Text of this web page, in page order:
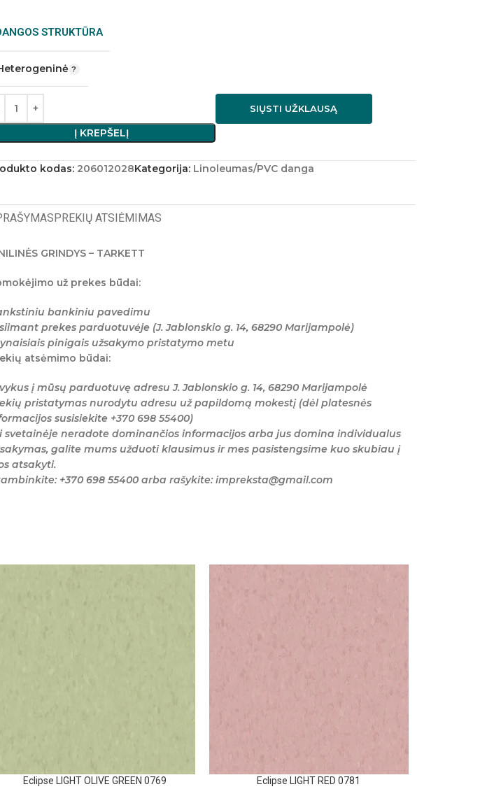
STRUKTŪRA
Į KREPŠELĮ
SIŲSTI UŽKLAUSĄ
kodas: 206012028Kategorija: Linoleumas/PVC danga
PREKIŲ ATSIĖMIMAS
GRINDYS – TARKETT
už prekes būdai:
bankiniu pavedimu
prekes parduotuvėje (J. Jablonskio g. 14, 68290 Marijampolė)
pinigais užsakymo pristatymo metu
atsėmimo būdai:
į mūsų parduotuvę adresu J. Jablonskio g. 14, 68290 Marijampolė
pristatymas nurodytu adresu už papildomą mokestį (dėl platesnės
susisiekite +370 698 55400)
svetainėje neradote dominančios informacijos arba jus domina individualus
galite mums užduoti klausimus ir mes pasistengsime kuo skubiau į
atsakyti.
+370 698 55400 arba rašykite: impreksta@gmail.com
Eclipse LIGHT OLIVE GREEN 0769 Eclipse LIGHT RED 0781